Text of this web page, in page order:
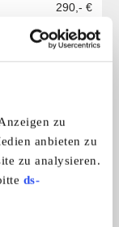
zu
anbieten zu
zu analysieren.
ds-
290,- €